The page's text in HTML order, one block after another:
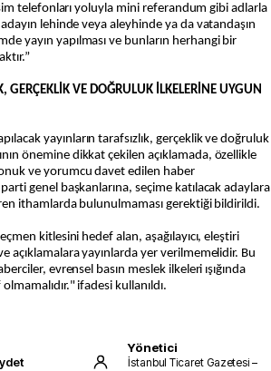
telefonları yoluyla mini referandum gibi adlarla
lehinde veya aleyhinde ya da vatandaşın
yayın yapılması ve bunların herhangi bir
GERÇEKLİK VE DOĞRULUK İLKELERİNE UYGUN
yayınların tarafsızlık, gerçeklik ve doğruluk
önemine dikkat çekilen açıklamada, özellikle
ve yorumcu davet edilen haber
genel başkanlarına, seçime katılacak adaylara
ithamlarda bulunulmaması gerektiği bildirildi.
kitlesini hedef alan, aşağılayıcı, eleştiri
açıklamalara yayınlarda yer verilmemelidir. Bu
evrensel basın meslek ilkeleri ışığında
ifadesi kullanıldı.
Yönetici
İstanbul Ticaret Gazetesi –